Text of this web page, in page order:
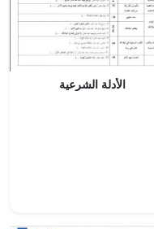
الأدلة الشرعية